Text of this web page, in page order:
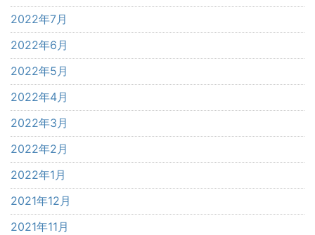
2022年7月
2022年6月
2022年5月
2022年4月
2022年3月
2022年2月
2022年1月
2021年12月
2021年11月